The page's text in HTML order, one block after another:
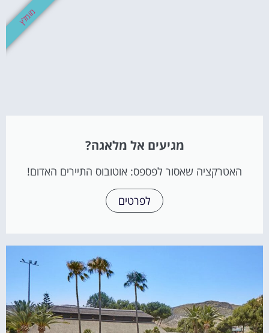
מגיעים אל מלאגה?
האטרקציה שאסור לפספס: אוטובוס התיירים האדום!
לפרטים
מומלץ